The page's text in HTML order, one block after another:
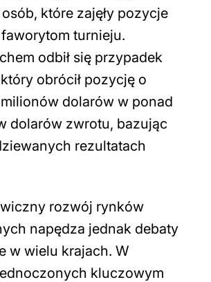
które zajęły pozycje
turnieju.
odbił się przypadek
obrócił pozycję o
dolarów w ponad
dolarów zwrotu, bazując
rezultatach
rozwój rynków
napędza jednak debaty
w wielu krajach. W
kluczowym